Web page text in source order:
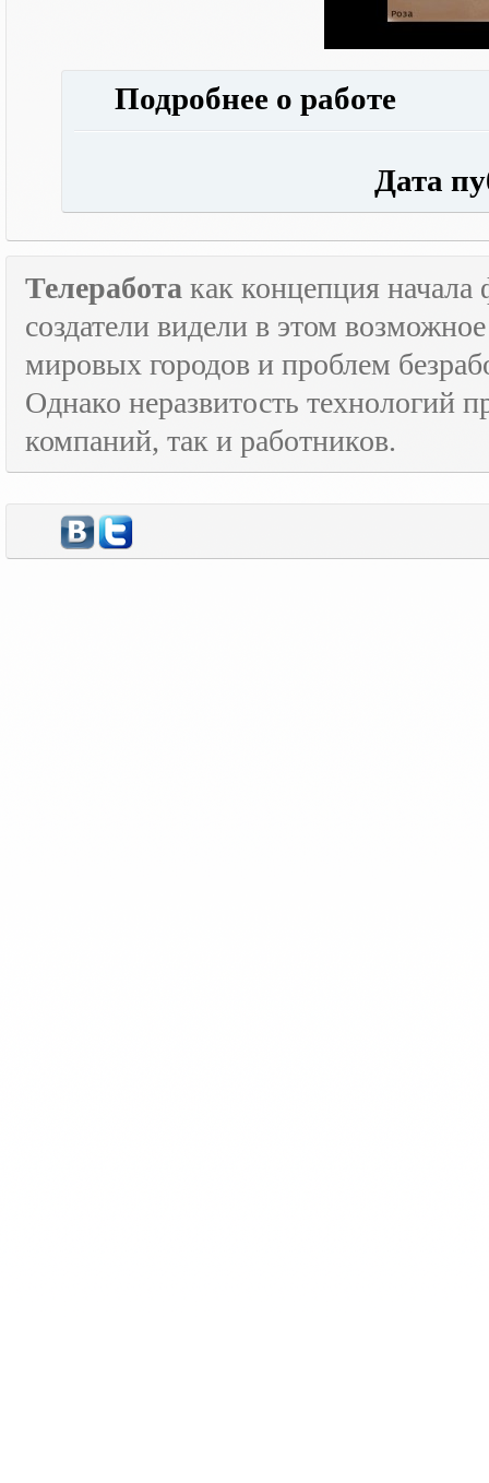
Подробнее о работе
Дата
Телеработа как концепция начала
создатели видели в этом
мировых городов и проблем
Однако неразвитость технологий
компаний, так и работников.